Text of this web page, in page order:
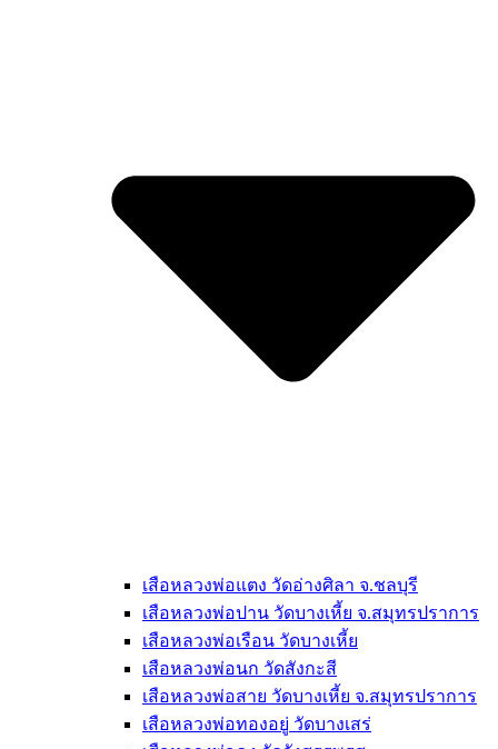
เสือหลวงพ่อแตง วัดอ่างศิลา จ.ชลบุรี
เสือหลวงพ่อปาน วัดบางเหี้ย จ.สมุทรปราการ
เสือหลวงพ่อเรือน วัดบางเหี้ย
เสือหลวงพ่อนก วัดสังกะสี
เสือหลวงพ่อสาย วัดบางเหี้ย จ.สมุทรปราการ
เสือหลวงพ่อทองอยู่ วัดบางเสร่